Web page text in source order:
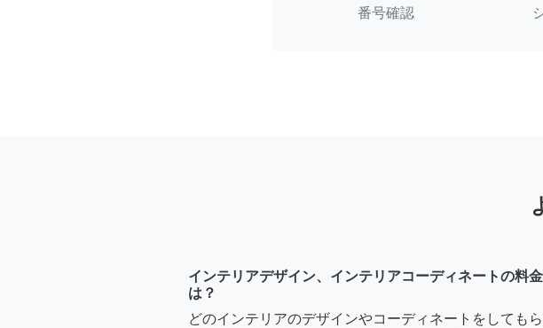
番号確認
インテリアデザイン、インテリアコーディネートの料
は？
どのインテリアのデザインやコーディネートをしても